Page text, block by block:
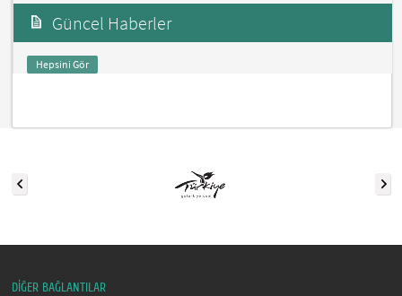
Güncel Haberler
Hepsini Gör
DİĞER BAĞLANTILAR